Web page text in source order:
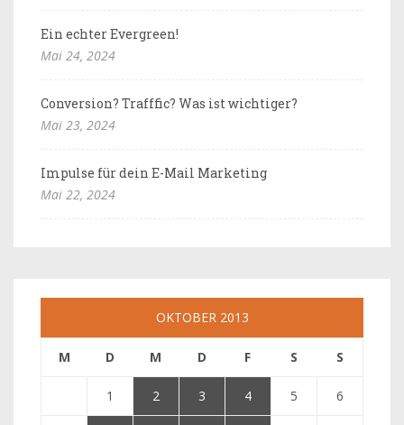
Ein echter Evergreen!
Mai 24, 2024
Conversion? Trafffic? Was ist wichtiger?
Mai 23, 2024
Impulse für dein E-Mail Marketing
Mai 22, 2024
OKTOBER 2013
M D M D F S S
1 2 3 4 5 6